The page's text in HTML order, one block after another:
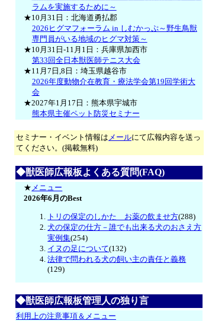
ラムを実施するために～
★10月31日：北海道勇払郡
2026ヒグマフォーラム in しむかっぷ～野生鳥獣
専門員がいる地域のヒグマ対策～
★10月31日-11月1日：兵庫県加西市
第33回全日本獣医師テニス大会
★11月7日,8日：埼玉県越谷市
2026年度動物介在教育・療法学会第19回学術大
会
★2027年1月17日：熊本県宇城市
熊本県主催ペット防災セミナー
セミナー・イベント情報は メールにて広報内容を送っ
てください。(掲載無料)
◆獣医師広報板よくある質問(FAQ)
★ メニュー
2026年6月のBest
トリの保定のしかた お薬の飲ませ方(288)
犬の保定の仕方－誰でも出来る犬のおさえ方
実例集(254)
イヌの足について(132)
法律で問われる犬の飼い主の責任と義務
(129)
◆獣医師広報板管理人の独り言
利用上の注意事項＆メニュー